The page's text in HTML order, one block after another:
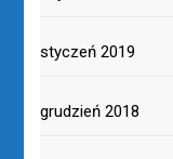
styczeń 2019
grudzień 2018